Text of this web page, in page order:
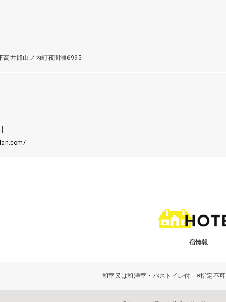
高井郡山ノ内町夜間瀬6995
宿情報
和室又は和洋室・バストイレ付 ※指定不可